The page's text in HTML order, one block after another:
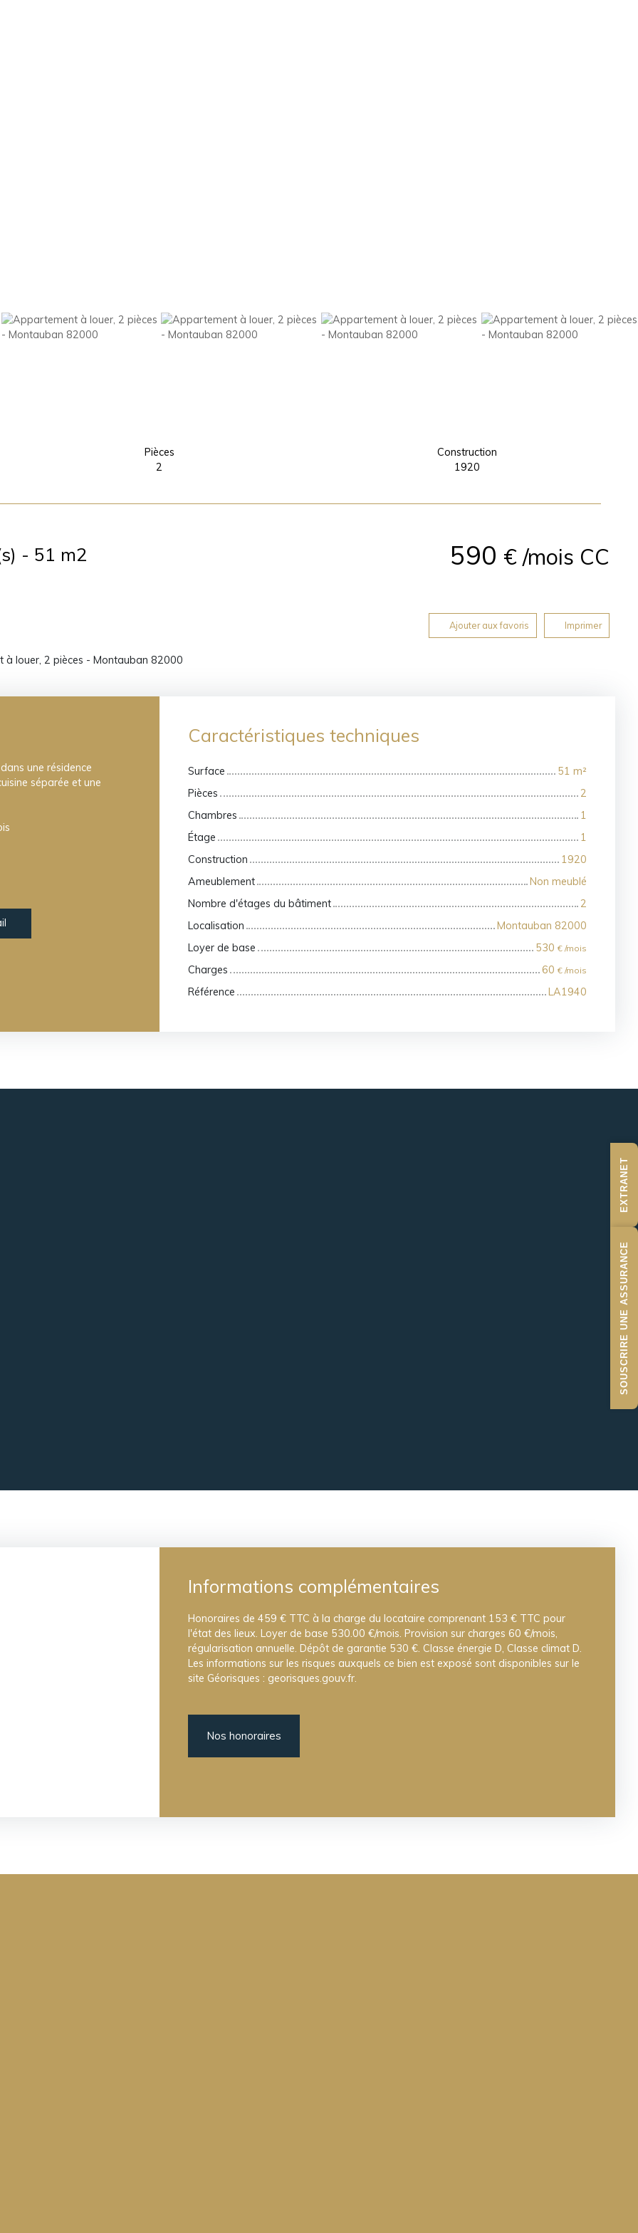
Pièces
2
Construction
1920
- 51 m2 590 € /mois CC
Ajouter aux favoris Imprimer
à louer, 2 pièces - Montauban 82000
une résidence
séparée et une
Caractéristiques techniques
Surface 51 m²
Pièces
2
Chambres
1
Étage
1
Construction
1920
Ameublement
Non meublé
Nombre d'étages du bâtiment
2
Localisation
Montauban 82000
Loyer de base
530 € /mois
Charges 60 € /mois
Référence LA1940
Informations complémentaires
Honoraires de 459 € TTC à la charge du locataire comprenant 153 € TTC pour
l'état des lieux. Loyer de base 530.00 €/mois. Provision sur charges 60 €/mois,
régularisation annuelle. Dépôt de garantie 530 €. Classe énergie D, Classe climat D.
Les informations sur les risques auxquels ce bien est exposé sont disponibles sur le
site Géorisques : georisques.gouv.fr.
Nos honoraires
EXTRANET
SOUSCRIRE UNE ASSURANCE